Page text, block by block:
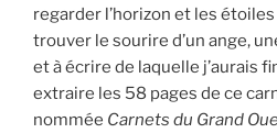
regarder l’horizon et les étoiles
trouver le sourire d’un ange,
et à écrire de laquelle j’aurais
extraire les 58 pages de ce
nommée Carnets du Grand